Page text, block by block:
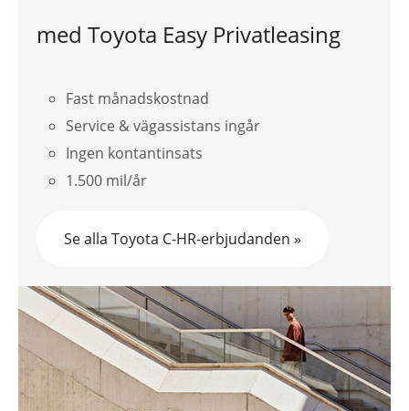
med Toyota Easy Privatleasing
Fast månadskostnad
Service & vägassistans ingår
Ingen kontantinsats
1.500 mil/år
Se alla Toyota C-HR-erbjudanden »